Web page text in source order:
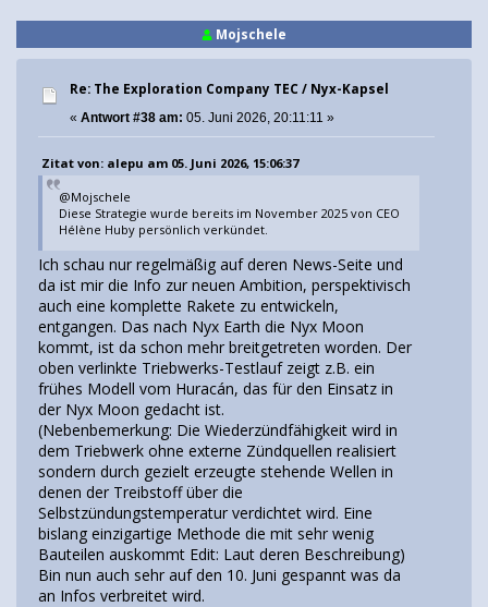
Mojschele
Re: The Exploration Company TEC / Nyx-Kapsel
« Antwort #38 am: 05. Juni 2026, 20:11:11 »
Zitat von: alepu am 05. Juni 2026, 15:06:37
@Mojschele
Diese Strategie wurde bereits im November 2025 von CEO
Hélène Huby persönlich verkündet.
Ich schau nur regelmäßig auf deren News-Seite und
da ist mir die Info zur neuen Ambition, perspektivisch
auch eine komplette Rakete zu entwickeln,
entgangen. Das nach Nyx Earth die Nyx Moon
kommt, ist da schon mehr breitgetreten worden. Der
oben verlinkte Triebwerks-Testlauf zeigt z.B. ein
frühes Modell vom Huracán, das für den Einsatz in
der Nyx Moon gedacht ist.
(Nebenbemerkung: Die Wiederzündfähigkeit wird in
dem Triebwerk ohne externe Zündquellen realisiert
sondern durch gezielt erzeugte stehende Wellen in
denen der Treibstoff über die
Selbstzündungstemperatur verdichtet wird. Eine
bislang einzigartige Methode die mit sehr wenig
Bauteilen auskommt Edit: Laut deren Beschreibung)
Bin nun auch sehr auf den 10. Juni gespannt was da
an Infos verbreitet wird.